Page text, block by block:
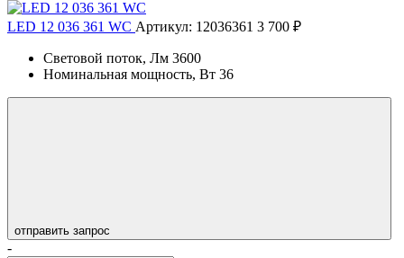
LED 12 036 361 WC Артикул: 12036361 3 700 ₽
Световой поток, Лм 3600
Номинальная мощность, Вт 36
отправить запрос
-